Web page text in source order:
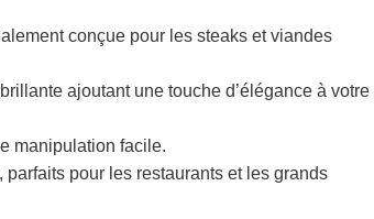
conçue pour les steaks et viandes
ajoutant une touche d’élégance à votre
manipulation facile.
parfaits pour les restaurants et les grands